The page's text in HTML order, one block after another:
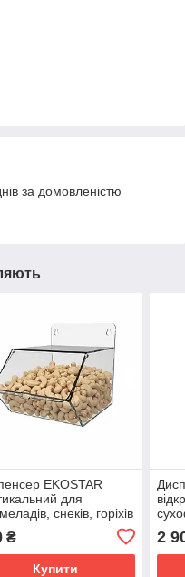
за домовленістю
EKOSTAR
для
снеків, горіхів
₴
Купити
2